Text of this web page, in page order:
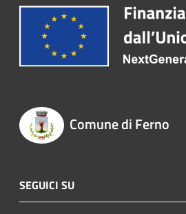
Comune di Ferno
SEGUICI SU